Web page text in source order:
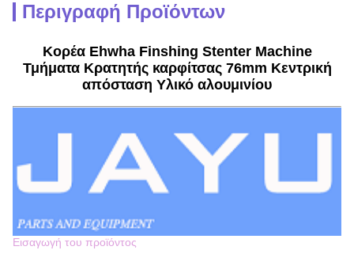
Περιγραφή Προϊόντων
Κορέα Ehwha Finshing Stenter Machine
Τμήματα Κρατητής καρφίτσας 76mm Κεντρική
απόσταση Υλικό αλουμινίου
Εισαγωγή του προϊόντος